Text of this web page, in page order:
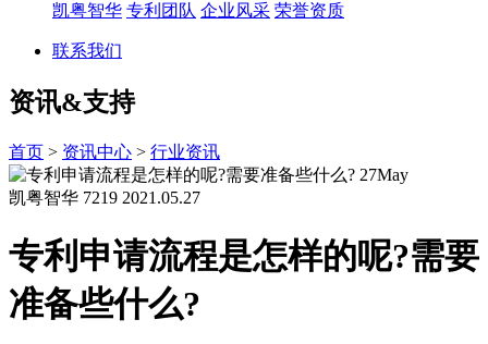
凯粤智华 专利团队 企业风采 荣誉资质
联系我们
资讯&支持
首页 > 资讯中心 > 行业资讯
27May
凯粤智华 7219 2021.05.27
专利申请流程是怎样的呢?需要
准备些什么?